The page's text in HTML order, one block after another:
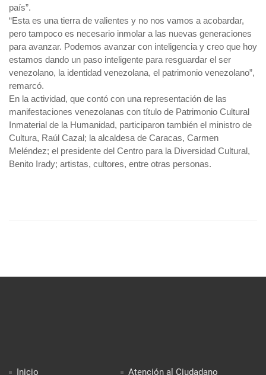
país”.
“Esta es una tierra de valientes y no nos vamos a acobardar,
pero tampoco es necesario inmolar a las nuevas generaciones
para avanzar. Podemos avanzar con inteligencia y creo que hoy
estamos dando un paso inteligente para resguardar el ser
venezolano, la identidad venezolana, el patrimonio venezolano”,
remarcó.
En la actividad, que contó con una representación de las
manifestaciones venezolanas con título de Patrimonio Cultural
Inmaterial de la Humanidad, participaron también el ministro de
Cultura, Raúl Cazal; la alcaldesa de Caracas, Carmen
Meléndez; el presidente del Centro para la Diversidad Cultural,
Benito Irady; artistas, cultores, entre otras personas.
Inicio Atención al Ciudadano